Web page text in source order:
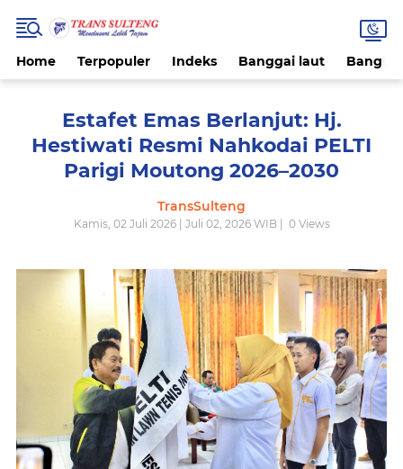
Home Terpopuler Indeks Banggai laut
Estafet Emas Berlanjut: Hj.
Hestiwati Resmi Nahkodai PELTI
Parigi Moutong 2026–2030
TransSulteng
Kamis, 02 Juli 2026 | Juli 02, 2026 WIB | 0Views